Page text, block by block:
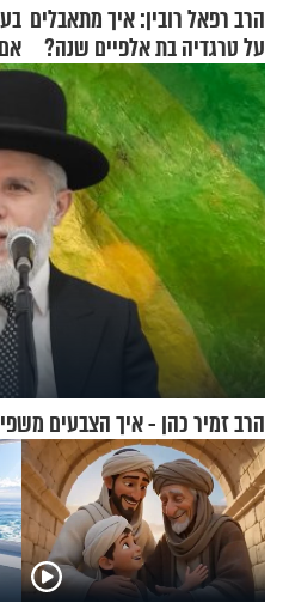
הרב רפאל רובין: איך מתאבלים
על טרגדיה בת אלפיים שנה?
הרב זמיר כהן - איך הצבעים